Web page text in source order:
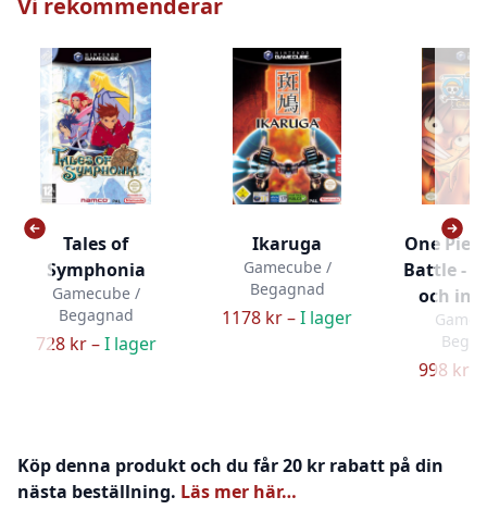
Vi rekommenderar
Tales of
Symphonia
Gamecube /
Begagnad
728 kr –I lager
Ikaruga
Gamecube /
Begagnad
1178 kr –I lager
One
Battle -
och
998 kr –
Köp denna produkt och du får 20 kr rabatt på din
nästa beställning. Läs mer här…